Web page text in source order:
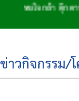
ววัง โด่งดังจักสาน
ข่าวกิจกรรม/